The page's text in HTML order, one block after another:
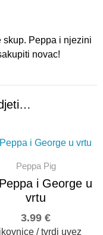
skup. Peppa i njezini
novac!
Peppa Pig
i George u
vrtu
3.99€
/ tvrdi uvez